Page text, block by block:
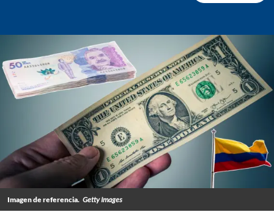
Imagen de referencia. Getty Images